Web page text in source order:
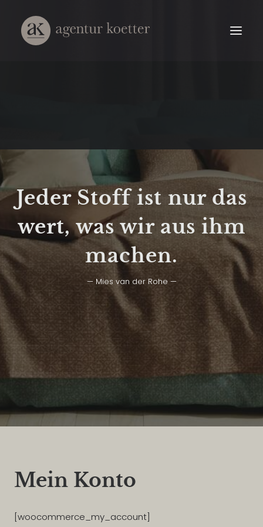
Jeder Stoff ist nur das
wert, was wir aus ihm
machen.
— Mies van der Rohe —
Mein Konto
[woocommerce_my_account]